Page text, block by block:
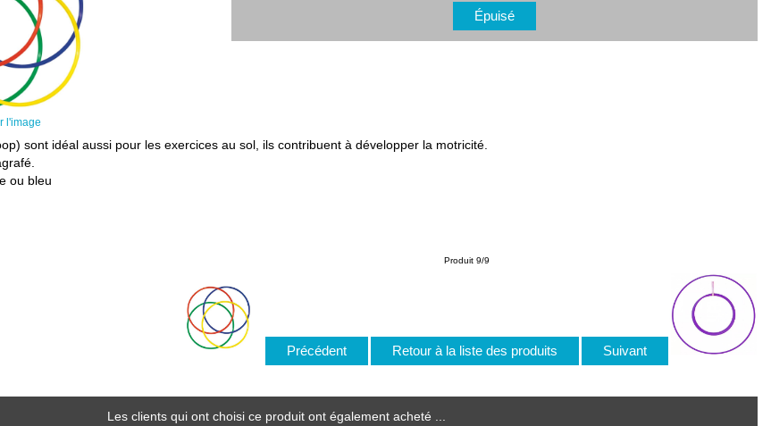
l'image
Épuisé
sont idéal aussi pour les exercices au sol, ils contribuent à développer la motricité.
ou bleu
Produit 9/9
Précédent Retour à la liste des produits Suivant
Les clients qui ont choisi ce produit ont également acheté ...